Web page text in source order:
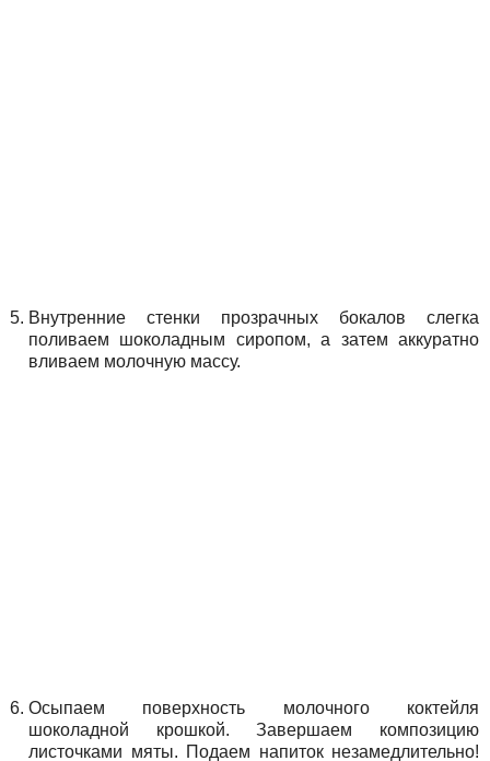
Внутренние стенки прозрачных бокалов слегка
поливаем шоколадным сиропом, а затем аккуратно
вливаем молочную массу.
Осыпаем поверхность молочного коктейля
шоколадной крошкой. Завершаем композицию
листочками мяты. Подаем напиток незамедлительно!